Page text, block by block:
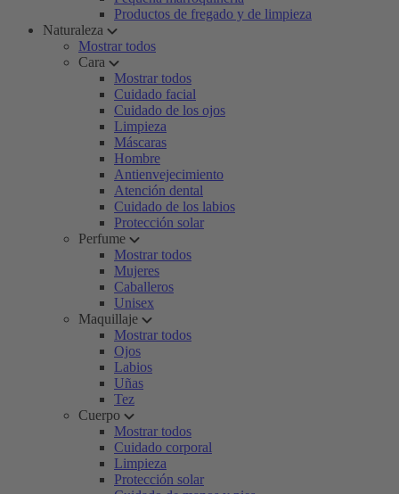
Productos de fregado y de limpieza
Naturaleza
Mostrar todos
Cara
Mostrar todos
Cuidado facial
Cuidado de los ojos
Limpieza
Máscaras
Hombre
Antienvejecimiento
Atención dental
Cuidado de los labios
Protección solar
Perfume
Mostrar todos
Mujeres
Caballeros
Unisex
Maquillaje
Mostrar todos
Ojos
Labios
Uñas
Tez
Cuerpo
Mostrar todos
Cuidado corporal
Limpieza
Protección solar